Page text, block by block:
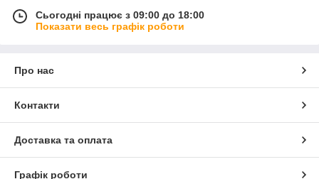
Сьогодні працює з 09:00 до 18:00
Показати весь графік роботи
Про нас
Контакти
Доставка та оплата
Графік роботи